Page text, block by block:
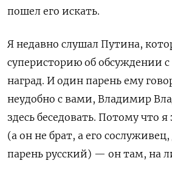
пошел его искать.
Я недавно слушал Путина,
суперисторию об обсуждении
наград. И один парень ему
неудобно с вами, Владимир
здесь беседовать. Потому что
(а он не брат, а его
парень русский) — он там, на